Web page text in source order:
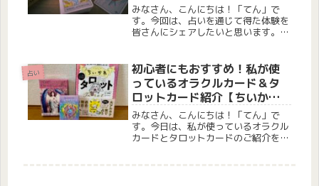
みなさん、こんにちは！「てん」で
す。今回は、占いを通じて得た体験を
皆さんにシェアしたいと思います。い
を相談してきました。記録として残し
ておきたいので、ここに書き留めま
す。母...
占い
初心者にもおすすめ！私が使
っているオラクルカード＆タ
ロットカード紹介【ちいかわ
タロットも】
みなさん、こんにちは！「てん」で
す。今日は、私が使っているオラクル
カードとタロットカードのご紹介をし